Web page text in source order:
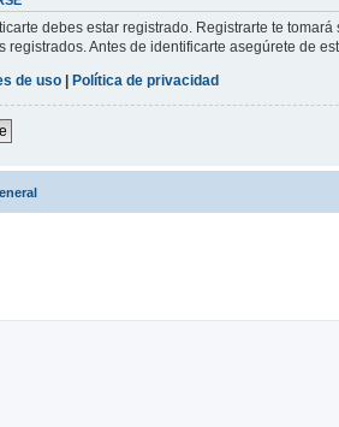
debes estar registrado. Registrarte te
registrados. Antes de identificarte asegúrete de
de uso
Política de privacidad